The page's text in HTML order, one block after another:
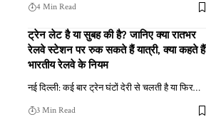
4 Min Read
ट्रेन लेट है या सुबह की है? जानिए क्या रातभर
रेलवे स्टेशन पर रुक सकते हैं यात्री, क्या कहते हैं
भारतीय रेलवे के नियम
नई दिल्ली: कई बार ट्रेन घंटों देरी से चलती है या फिर…
3 Min Read